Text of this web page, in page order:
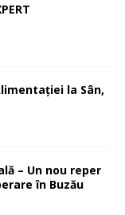
la Sân,
– Un nou reper
în Buzău